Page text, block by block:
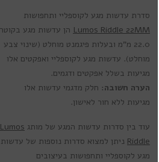
סדרת עדשות מגע לקוספליי ותחפושות
Lumos Riddle 22MM הן עדשות מגע בקוטר
22.0 מ"מ ובעלות פיגמנט מוחלט (שינוי צבע
מוחלט). עדשות מגע לקוספליי ואפקטים אלו
מגיעות בשלל אפקטים ודגמים.
הערה חשובה: חלק מדגמי עדשות אלו
מגיעות ללא חור לאישון.
עוד בין סדרות עדשות המגע של מותג Lumos
Riddleניתן למצוא סדרות נוספות של עדשות
מגע לקוספליי ותחפושות בעיצובים